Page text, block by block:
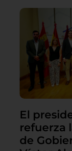
El
refuerza
de